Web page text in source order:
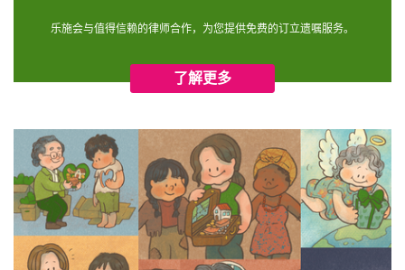
乐施会与值得信赖的律师合作，为您提供免费的订立遗嘱服务。
了解更多